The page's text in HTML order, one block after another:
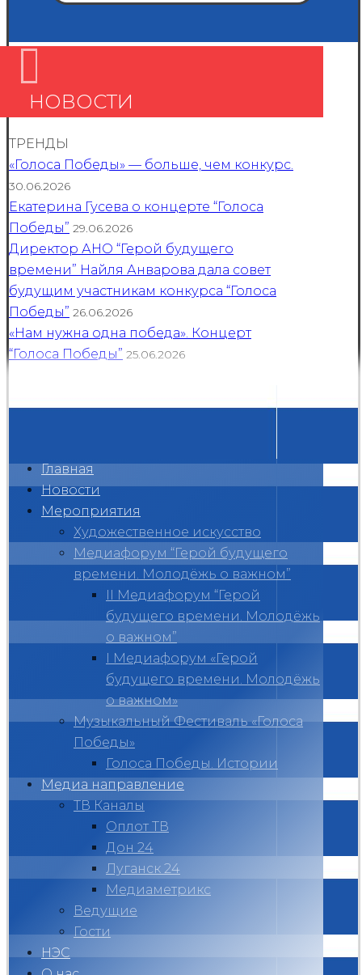
НОВОСТИ
ТРЕНДЫ
«Голоса Победы» — больше, чем конкурс.
30.06.2026
Екатерина Гусева о концерте “Голоса
Победы” 29.06.2026
Директор АНО “Герой будущего
времени” Найля Анварова дала совет
будущим участникам конкурса “Голоса
Победы” 26.06.2026
«Нам нужна одна победа». Концерт
“Голоса Победы” 25.06.2026
Главная
Новости
Мероприятия
Художественное искусство
Медиафорум “Герой будущего
времени. Молодёжь о важном”
II Медиафорум “Герой
будущего времени. Молодёжь
о важном”
I Медиафорум «Герой
будущего времени. Молодёжь
о важном»
Музыкальный Фестиваль «Голоса
Победы»
Голоса Победы. Истории
Медиа направление
ТВ Каналы
Оплот ТВ
Дон 24
Луганск 24
Медиаметрикс
Ведущие
Гости
НЭС